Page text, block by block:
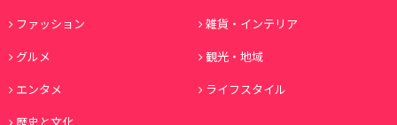
ファッション
雑貨・インテリア
グルメ
観光・地域
エンタメ
ライフスタイル
歴史と文化